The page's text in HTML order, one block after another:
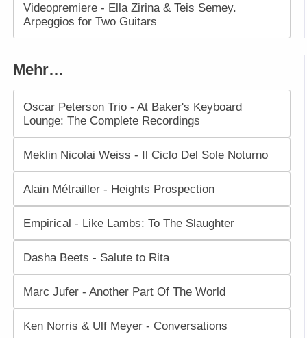
Videopremiere - Ella Zirina & Teis Semey.
Arpeggios for Two Guitars
Mehr…
Oscar Peterson Trio - At Baker's Keyboard
Lounge: The Complete Recordings
Meklin Nicolai Weiss - Il Ciclo Del Sole Noturno
Alain Métrailler - Heights Prospection
Empirical - Like Lambs: To The Slaughter
Dasha Beets - Salute to Rita
Marc Jufer - Another Part Of The World
Ken Norris & Ulf Meyer - Conversations